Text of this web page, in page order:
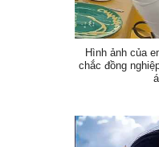
Hình ảnh của
chắc đồng